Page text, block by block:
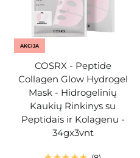
AKCIJA
COSRX - Peptide
Collagen Glow Hydrogel
Mask - Hidrogelinių
Kaukių Rinkinys su
Peptidais ir Kolagenu -
34gx3vnt